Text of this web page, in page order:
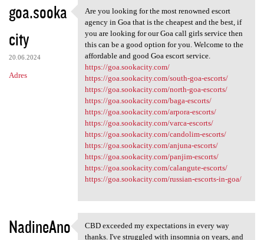
goa.sooka
city
20.06.2024
Adres
Are you looking for the most
Are you looking for the most renowned escort
agency in Goa that is the cheapest and the best, if
you are looking for our Goa call girls service then
this can be a good option for you. Welcome to the
affordable and good Goa escort service.
https://goa.sookacity.com/
https://goa.sookacity.com/south-goa-escorts/
https://goa.sookacity.com/north-goa-escorts/
https://goa.sookacity.com/baga-escorts/
https://goa.sookacity.com/arpora-escorts/
https://goa.sookacity.com/varca-escorts/
https://goa.sookacity.com/candolim-escorts/
https://goa.sookacity.com/anjuna-escorts/
https://goa.sookacity.com/panjim-escorts/
https://goa.sookacity.com/calangute-escorts/
https://goa.sookacity.com/russian-escorts-in-goa/
NadineAno CBD exceeded my expectations
CBD exceeded my expectations in every way
thanks. I've struggled with insomnia on years, and